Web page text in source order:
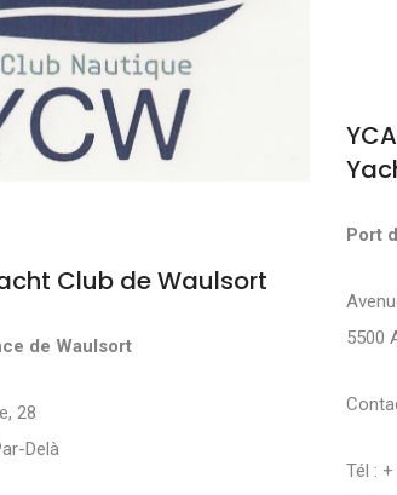
Club de Waulsort
de Waulsort
28
Delà
YCA
Port
5500
Tél :